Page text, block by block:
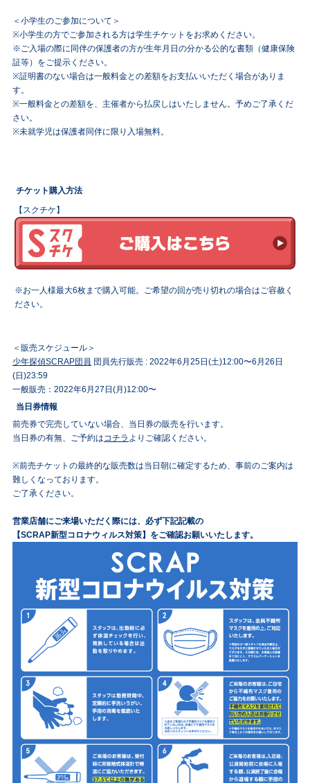
＜小学生のご参加について＞
※小学生の方でご参加される方は学生チケットをお求めください。
※ご入場の際に同伴の保護者の方が生年月日の分かる公的な書類（健康保険
証等）をご提示ください。
※証明書のない場合は一般料金との差額をお支払いいただく場合がありま
す。
※一般料金との差額を、主催者から払戻しはいたしません。予めご了承くだ
さい。
※未就学児は保護者同伴に限り入場無料。
チケット購入方法
【スクチケ】
※お一人様最大6枚まで購入可能。ご希望の回が売り切れの場合はご容赦く
ださい。
＜販売スケジュール＞
少年探偵SCRAP団員 団員先行販売 : 2022年6月25日(土)12:00〜6月26日
(日)23:59
一般販売：2022年6月27日(月)12:00〜
当日券情報
前売券で完売していない場合、当日券の販売を行います。
当日券の有無、ご予約は コチラ よりご確認ください。
※前売チケットの最終的な販売数は当日朝に確定するため、事前のご案内は
難しくなっております。
ご了承ください。
営業店舗にご来場いただく際には、必ず下記記載の
【SCRAP新型コロナウィルス対策】をご確認お願いいたします。